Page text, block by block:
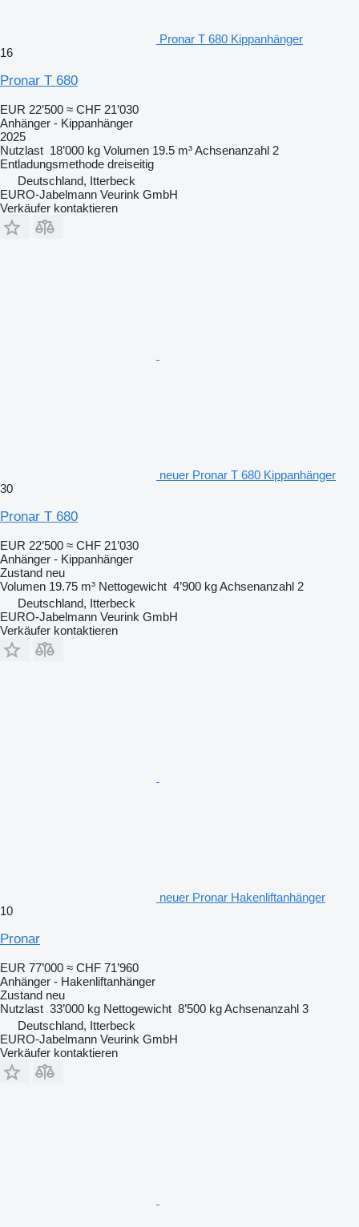
Pronar T 680 Kippanhänger
16
Pronar T 680
EUR 22’500 ≈ CHF 21’030
Anhänger - Kippanhänger
2025
Nutzlast 18’000 kg Volumen 19.5 m³Achsenanzahl 2
Entladungsmethode dreiseitig
Deutschland, Itterbeck
EURO-Jabelmann Veurink GmbH
Verkäufer kontaktieren
neuer Pronar T 680 Kippanhänger
30
Pronar T 680
EUR 22’500 ≈ CHF 21’030
Anhänger - Kippanhänger
Zustand neu
Volumen 19.75 m³ Nettogewicht 4’900 kgAchsenanzahl 2
Deutschland, Itterbeck
EURO-Jabelmann Veurink GmbH
Verkäufer kontaktieren
neuer Pronar Hakenliftanhänger
10
Pronar
EUR 77’000 ≈ CHF 71’960
Anhänger - Hakenliftanhänger
Zustand neu
Nutzlast 33’000 kg Nettogewicht 8’500 kgAchsenanzahl 3
Deutschland, Itterbeck
EURO-Jabelmann Veurink GmbH
Verkäufer kontaktieren